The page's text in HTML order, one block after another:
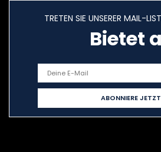
TRETEN SIE UNSERER MAIL-
Bietet